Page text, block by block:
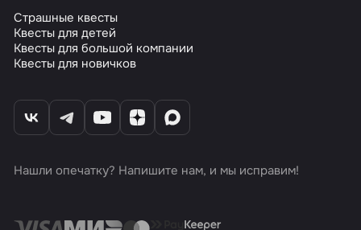
Страшные квесты
Квесты для детей
Квесты для большой компании
Квесты для новичков
Нашли опечатку? Напишите нам, и мы исправим!